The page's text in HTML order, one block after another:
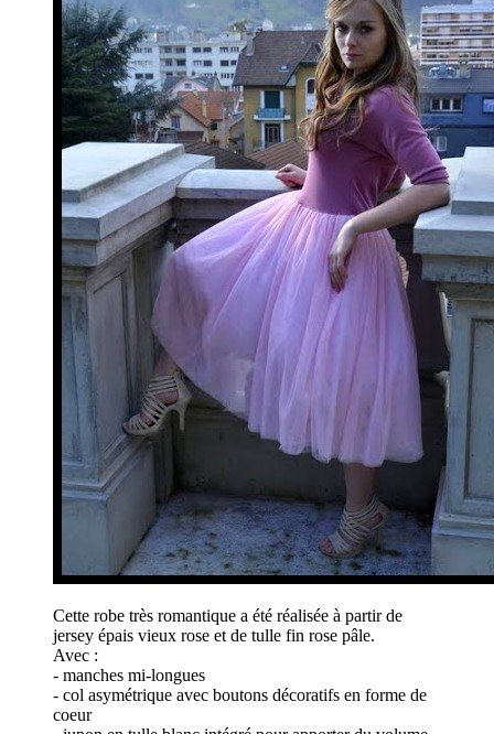
Cette robe très romantique a été réalisée à partir de
jersey épais vieux rose et de tulle fin rose pâle.
Avec :
- manches mi-longues
- col asymétrique avec boutons décoratifs en forme de
coeur